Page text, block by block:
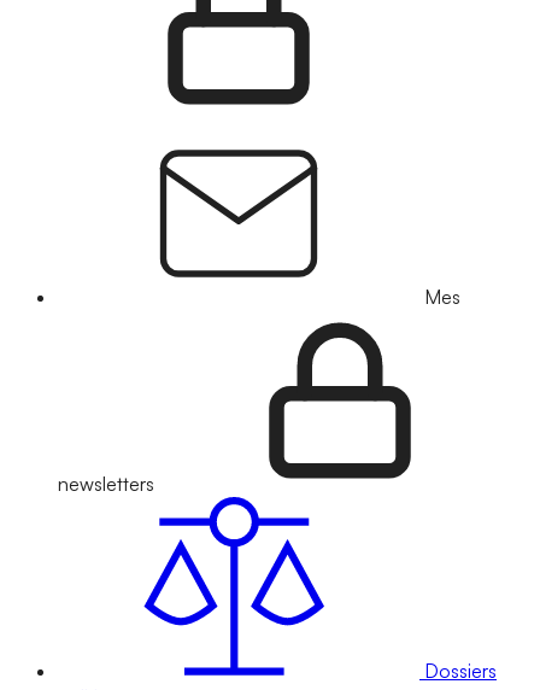
Mes
newsletters
Dossiers